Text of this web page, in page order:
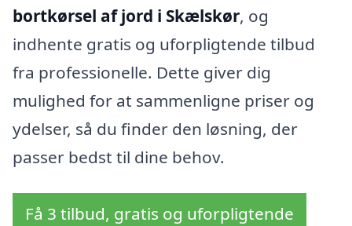
bortkørsel af jord i Skælskør, og
indhente gratis og uforpligtende tilbud
fra professionelle. Dette giver dig
mulighed for at sammenligne priser og
ydelser, så du finder den løsning, der
passer bedst til dine behov.
Få 3 tilbud, gratis og uforpligtende